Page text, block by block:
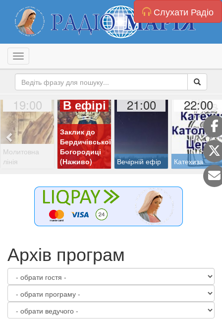
Слухати Радіо
Toggle navigation
19:00
Молитовна
лінія
В ефірі
Заклик до
Бердичівської
Богородиці
(Наживо)
21:00
Вечірній ефір
22:00
Катехиза
Архів програм